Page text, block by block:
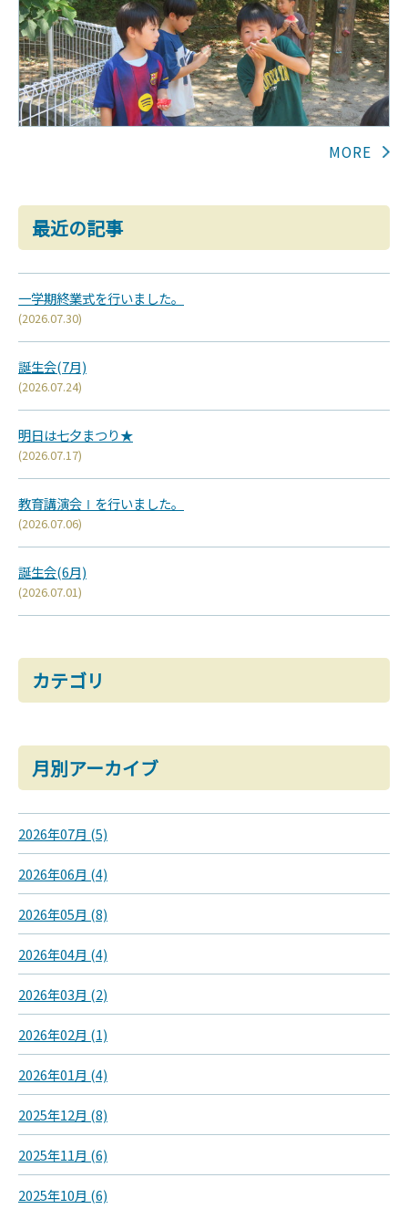
最近の記事
一学期終業式を行いました。
(2026.07.30)
誕生会(7月)
(2026.07.24)
明日は七夕まつり★
(2026.07.17)
教育講演会Ⅰを行いました。
(2026.07.06)
誕生会(6月)
(2026.07.01)
カテゴリ
月別アーカイブ
2026年07月 (5)
2026年06月 (4)
2026年05月 (8)
2026年04月 (4)
2026年03月 (2)
2026年02月 (1)
2026年01月 (4)
2025年12月 (8)
2025年11月 (6)
2025年10月 (6)